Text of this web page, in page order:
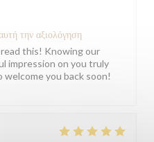
την αξιολόγηση
this! Knowing our
impression on you truly
you back soon!